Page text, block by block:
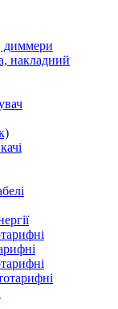
диммери
накладний